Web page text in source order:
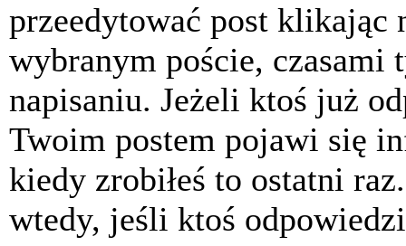
przeedytować post klikając
wybranym poście, czasami
napisaniu. Jeżeli ktoś już
Twoim postem pojawi się
kiedy zrobiłeś to ostatni
wtedy, jeśli ktoś